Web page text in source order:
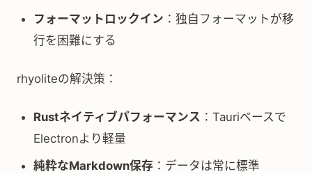
フォーマットロックイン ：独自フォーマットが移
行を困難にする
rhyoliteの解決策：
Rustネイティブパフォーマンス ：Tauriベースで
Electronより軽量
純粋なMarkdown保存 ：データは常に標準